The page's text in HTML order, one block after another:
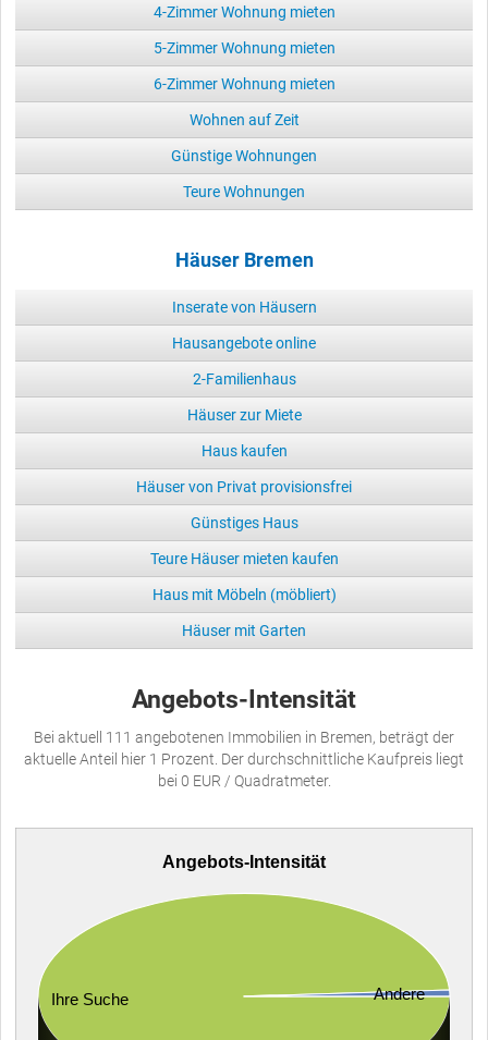
4-Zimmer Wohnung mieten
5-Zimmer Wohnung mieten
6-Zimmer Wohnung mieten
Wohnen auf Zeit
Günstige Wohnungen
Teure Wohnungen
Häuser Bremen
Inserate von Häusern
Hausangebote online
2-Familienhaus
Häuser zur Miete
Haus kaufen
Häuser von Privat provisionsfrei
Günstiges Haus
Teure Häuser mieten kaufen
Haus mit Möbeln (möbliert)
Häuser mit Garten
Angebots-Intensität
Bei aktuell 111 angebotenen Immobilien in Bremen, beträgt der
aktuelle Anteil hier 1 Prozent. Der durchschnittliche Kaufpreis liegt
bei 0 EUR / Quadratmeter.
Angebots-Intensität
Ihre Suche Andere